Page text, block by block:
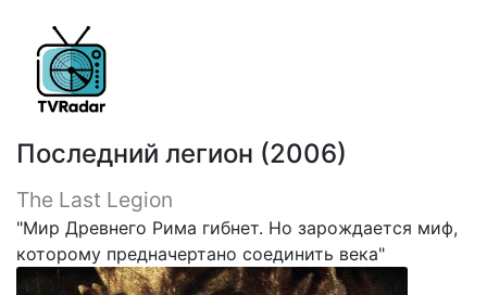
Последний легион (2006)
The Last Legion
"Мир Древнего Рима гибнет. Но зарождается миф,
которому предначертано соединить века"